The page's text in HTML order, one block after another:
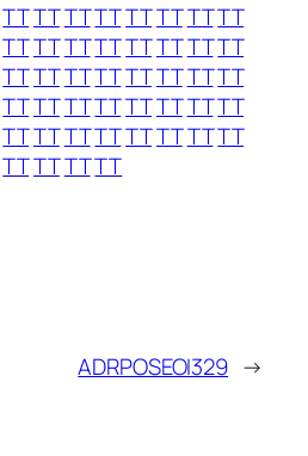
TTTTTTTTTTTTTTTT
TTTTTTTTTTTTTTTT
TTTTTTTTTTTTTTTT
TTTTTTTTTTTTTTTT
TTTTTTTTTTTTTTTT
TTTTTTTT
ADRPOSEOI329 →